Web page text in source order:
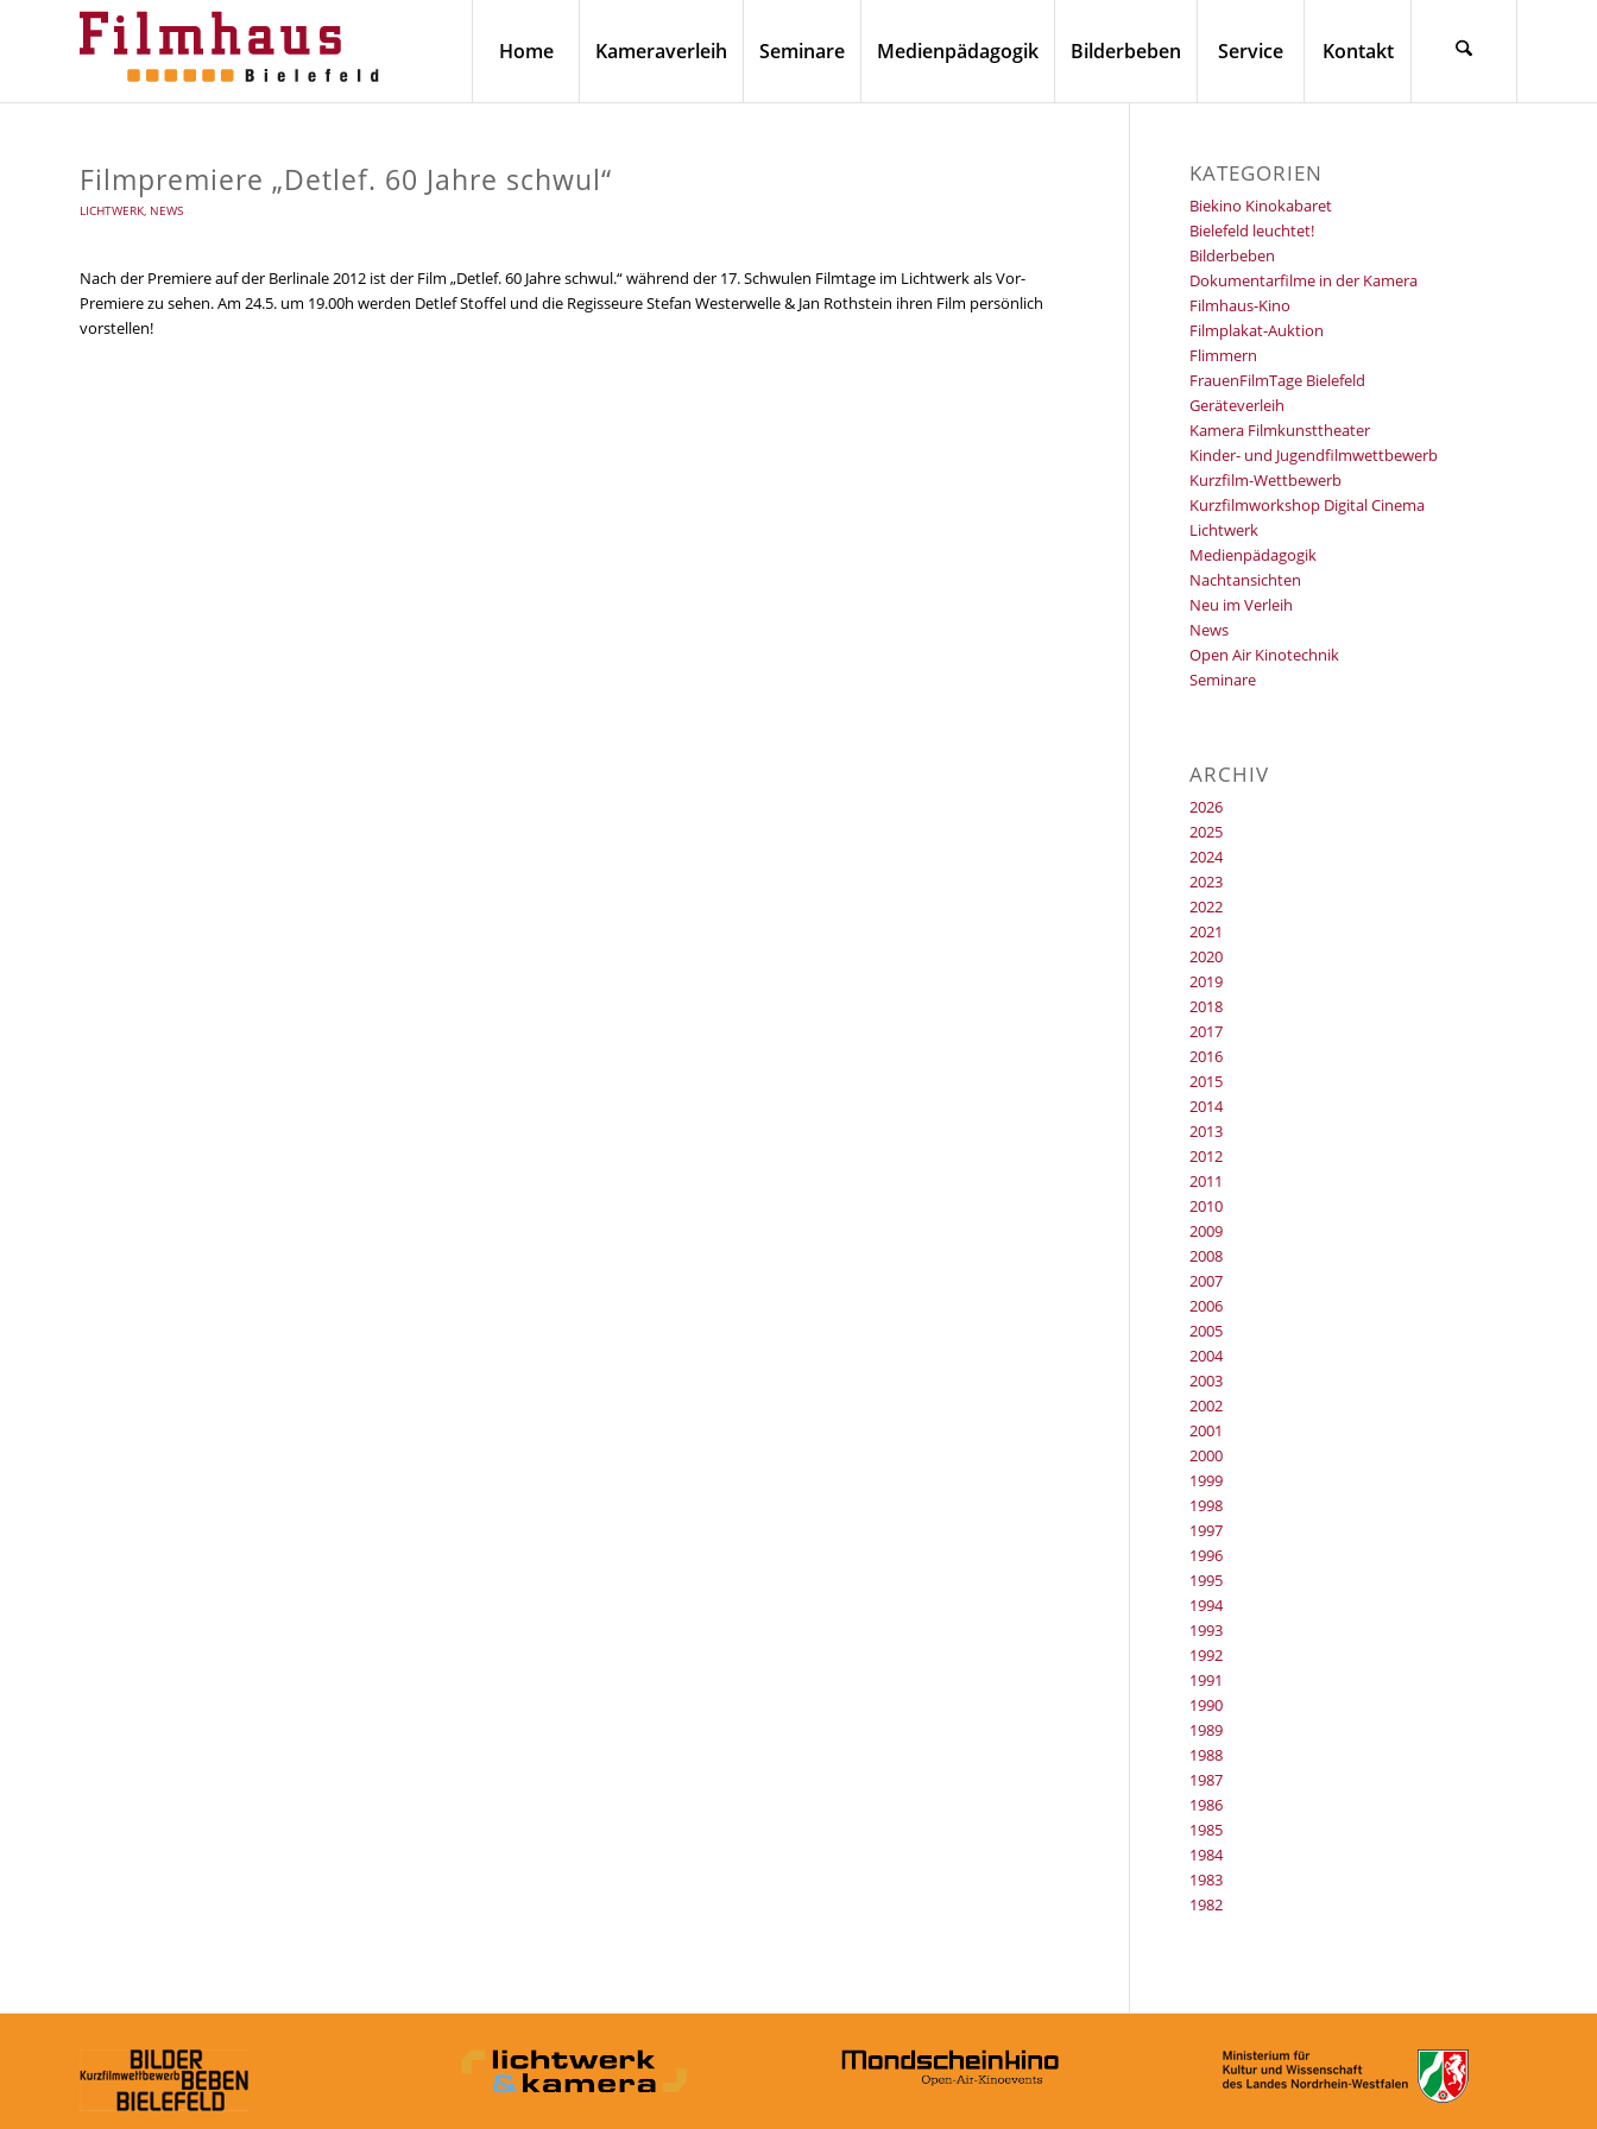
Home Kameraverleih Seminare Medienpädagogik Bilderbeben Service Kontakt
Filmpremiere „Detlef. 60 Jahre schwul“
LICHTWERK, NEWS
Nach der Premiere auf der Berlinale 2012 ist der Film „Detlef. 60 Jahre schwul.“ während der 17. Schwulen Filmtage im Lichtwerk als Vor-
Premiere zu sehen. Am 24.5. um 19.00h werden Detlef Stoffel und die Regisseure Stefan Westerwelle & Jan Rothstein ihren Film persönlich
vorstellen!
KATEGORIEN
Biekino Kinokabaret
Bielefeld leuchtet!
Bilderbeben
Dokumentarfilme in der Kamera
Filmhaus-Kino
Filmplakat-Auktion
Flimmern
FrauenFilmTage Bielefeld
Geräteverleih
Kamera Filmkunsttheater
Kinder- und Jugendfilmwettbewerb
Kurzfilm-Wettbewerb
Kurzfilmworkshop Digital Cinema
Lichtwerk
Medienpädagogik
Nachtansichten
Neu im Verleih
News
Open Air Kinotechnik
Seminare
ARCHIV
2026
2025
2024
2023
2022
2021
2020
2019
2018
2017
2016
2015
2014
2013
2012
2011
2010
2009
2008
2007
2006
2005
2004
2003
2002
2001
2000
1999
1998
1997
1996
1995
1994
1993
1992
1991
1990
1989
1988
1987
1986
1985
1984
1983
1982